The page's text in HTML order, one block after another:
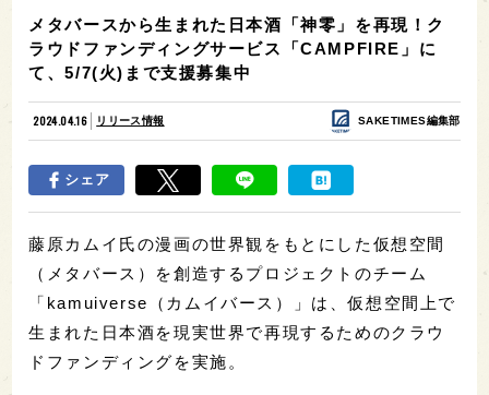
メタバースから生まれた日本酒「神零」を再現！ク
ラウドファンディングサービス「CAMPFIRE」に
て、5/7(火)まで支援募集中
2024.04.16 リリース情報 SAKETIMES編集部
シェア
藤原カムイ氏の漫画の世界観をもとにした仮想空間
（メタバース）を創造するプロジェクトのチーム
「kamuiverse（カムイバース）」は、仮想空間上で
生まれた日本酒を現実世界で再現するためのクラウ
ドファンディングを実施。